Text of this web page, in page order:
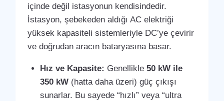
içinde değil istasyonun kendisindedir.
İstasyon, şebekeden aldığı AC elektriği
yüksek kapasiteli sistemleriyle DC’ye çevirir
ve doğrudan aracın bataryasına basar.
Hız ve Kapasite: Genellikle50 kW ile
350 kW (hatta daha üzeri) güç çıkışı
sunarlar. Bu sayede “hızlı” veya “ultra